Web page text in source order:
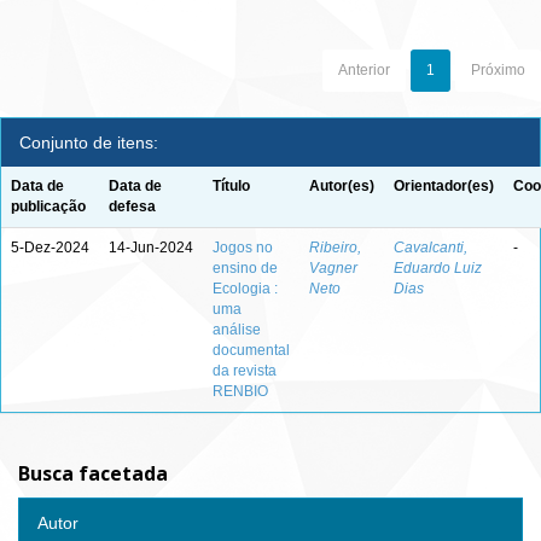
Anterior 1 Próximo
Conjunto de itens:
Data de
publicação
Data de
defesa
Título Autor(es) Orientador(es)
5-Dez-2024 14-Jun-2024
Jogos no
ensino de
Ecologia :
uma
análise
documental
da revista
RENBIO
Ribeiro,
Vagner
Neto
Cavalcanti,
Eduardo Luiz
Dias
-
Busca facetada
Autor